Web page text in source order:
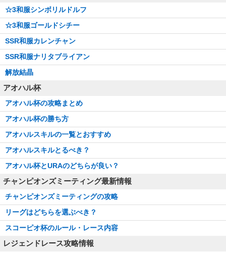
☆3和服シンボリルドルフ
☆3和服ゴールドシチー
SSR和服カレンチャン
SSR和服ナリタブライアン
解放結晶
アオハル杯
アオハル杯の攻略まとめ
アオハル杯の勝ち方
アオハルスキルの一覧とおすすめ
アオハルスキルとるべき？
アオハル杯とURAのどちらが良い？
チャンピオンズミーティング最新情報
チャンピオンズミーティングの攻略
リーグはどちらを選ぶべき？
スコーピオ杯のルール・レース内容
レジェンドレース攻略情報